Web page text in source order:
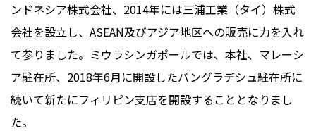
ンドネシア株式会社、2014年には三浦工業（タイ）株式
会社を設立し、ASEAN及びアジア地区への販売に力を入れ
て参りました。ミウラシンガポールでは、本社、マレーシ
ア駐在所、2018年6月に開設したバングラデシュ駐在所に
続いて新たにフィリピン支店を開設することとなりまし
た。